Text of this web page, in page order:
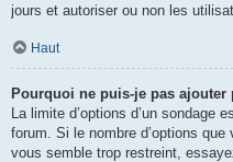
jours et autoriser ou non les
Haut
Pourquoi ne puis-je pas ajouter
La limite d’options d’un sondage
forum. Si le nombre d’options
vous semble trop restreint,